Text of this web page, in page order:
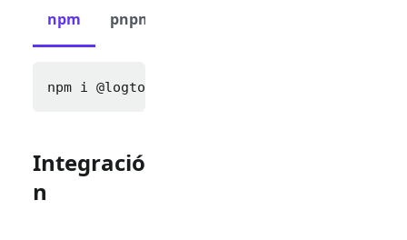
npm pnpm
npm i @logto/express cookie-parser express-
Integració
n